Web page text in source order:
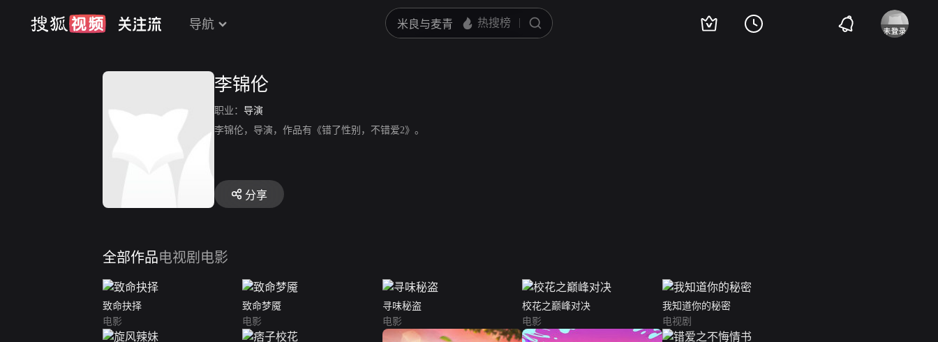
导航
李锦伦
职业： 导演
李锦伦，导演，作品有《错了性别，不错爱2》。
分享
全部作品电视剧 电影
致命抉择
电影
致命梦魇
电影
寻味秘盗
电影
校花之巅峰对决
电影
我知道你的秘密
电视剧